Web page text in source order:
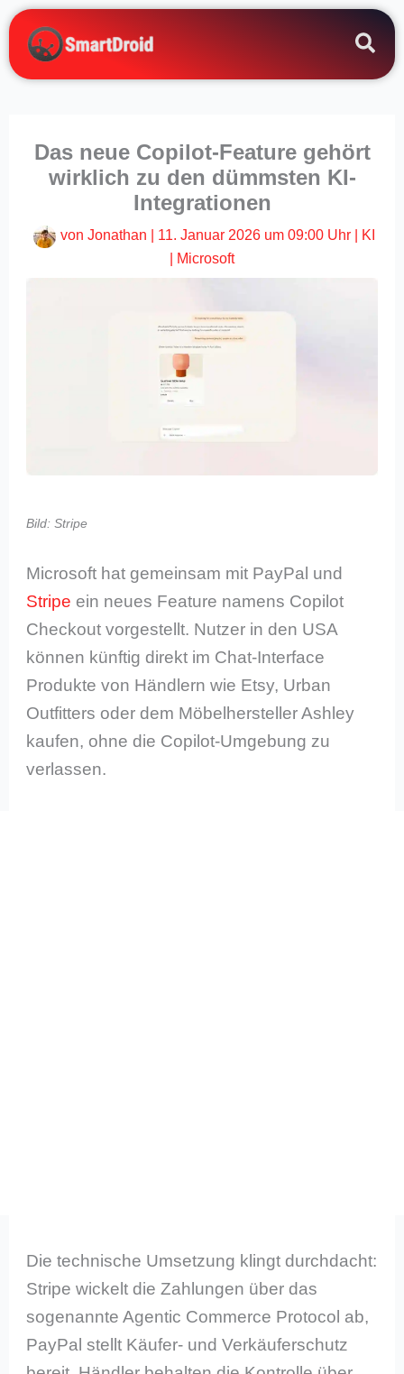
Zum
Inhalt
springen
Das neue Copilot-Feature gehört
wirklich zu den dümmsten KI-
Integrationen
von Jonathan 11. Januar 2026 um 09:00 Uhr
KI
Microsoft
Bild: Stripe
Microsoft hat gemeinsam mit PayPal und
Stripe ein neues Feature namens Copilot
Checkout vorgestellt. Nutzer in den USA
können künftig direkt im Chat-Interface
Produkte von Händlern wie Etsy, Urban
Outfitters oder dem Möbelhersteller Ashley
kaufen, ohne die Copilot-Umgebung zu
verlassen.
Die technische Umsetzung klingt durchdacht:
Stripe wickelt die Zahlungen über das
sogenannte Agentic Commerce Protocol ab,
PayPal stellt Käufer- und Verkäuferschutz